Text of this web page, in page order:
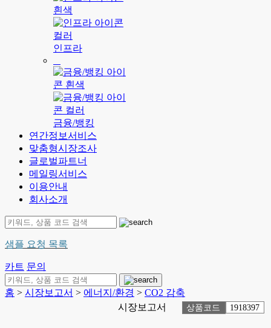
인프라
금융/뱅킹
연간정보서비스
맞춤형시장조사
글로벌파트너
메일링서비스
이용안내
회사소개
샘플 요청 목록
카트 문의
홈 > 시장보고서 > 에너지/환경 > CO2 감축
시장보고서
상품코드 1918397